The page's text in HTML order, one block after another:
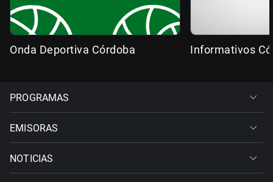
Onda Deportiva Córdoba Informativos
PROGRAMAS
EMISORAS
NOTICIAS